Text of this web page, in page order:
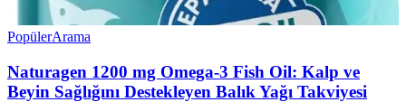
PopülerArama
Naturagen 1200 mg Omega-3 Fish Oil: Kalp ve
Beyin Sağlığını Destekleyen Balık Yağı Takviyesi